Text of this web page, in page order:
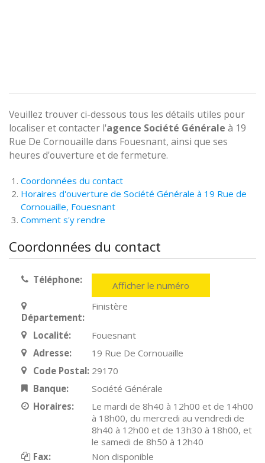
Veuillez trouver ci-dessous tous les détails utiles pour
localiser et contacter l'agence Société Générale à 19
Rue De Cornouaille dans Fouesnant, ainsi que ses
heures d'ouverture et de fermeture.
Coordonnées du contact
Horaires d'ouverture de Société Générale à 19 Rue de
Cornouaille, Fouesnant
Comment s'y rendre
Coordonnées du contact
Téléphone: Afficher le numéro
Département:
Finistère
Localité:
Fouesnant
Adresse:
19 Rue De Cornouaille
Code Postal: 29170
Banque:
Société Générale
Horaires:
Le mardi de 8h40 à 12h00 et de 14h00
à 18h00, du mercredi au vendredi de
8h40 à 12h00 et de 13h30 à 18h00, et
le samedi de 8h50 à 12h40
Fax:
Non disponible